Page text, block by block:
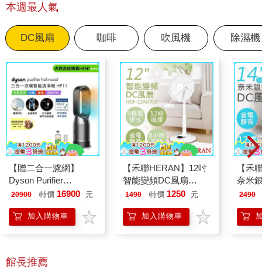
本週最人氣
DC風扇 咖啡 吹風機 除濕機
【贈二合一濾網】
Dyson Purifier
Hot+Cool™ 三合一涼
HP11 (黑色)
20900 特價 16900 元
加入購物車
【禾聯HERAN】12吋
智能變頻DC風扇
HDF-12AH710
1490 特價 1250 元
加入購物車
【禾
奈米
HDF-
2490
館長推薦